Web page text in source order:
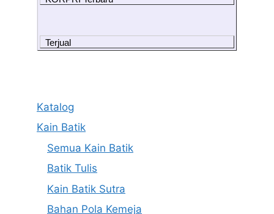
Terjual
Katalog
Kain Batik
Semua Kain Batik
Batik Tulis
Kain Batik Sutra
Bahan Pola Kemeja